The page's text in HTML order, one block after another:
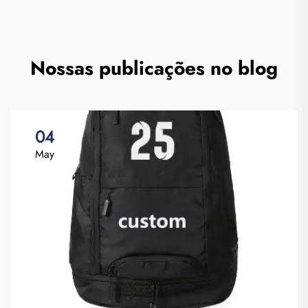
Nossas publicações no blog
04
May